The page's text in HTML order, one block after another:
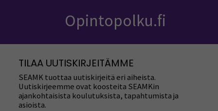
Opintopolku.fi
TILAA UUTISKIRJEITÄMME
SEAMK tuottaa uutiskirjeitä eri aiheista.
Uutiskirjeemme ovat koosteita SEAMKin
ajankohtaisista koulutuksista, tapahtumista ja
asioista.